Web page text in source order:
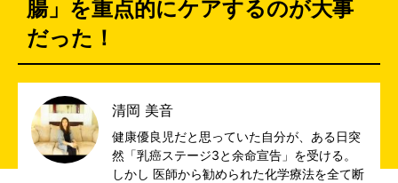
腸」を重点的にケアするのが大事
だった！
清岡 美音
健康優良児だと思っていた自分が、ある日突
然「乳癌ステージ3と余命宣告」を受ける。
しかし 医師から勧められた化学療法を全て断